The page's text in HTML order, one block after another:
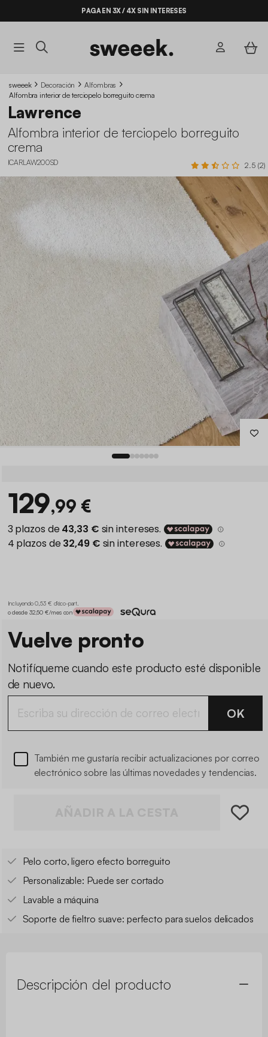
PAGA EN 3X / 4X SIN INTERESES
sweeek Decoración
Alfombras
Alfombra interior de terciopelo borreguito crema
Lawrence
Alfombra interior de terciopelo borreguito
crema
ICARLAW200SD 2.5 (2)
129,99 €
Incluyendo 0,53 € d'éco-part.
o desde 32,50 €/mes con
Vuelve pronto
Notifíqueme cuando este producto esté disponible
de nuevo.
OK
También me gustaría recibir actualizaciones por correo
electrónico sobre las últimas novedades y tendencias.
Pelo corto, ligero efecto borreguito
Personalizable: Puede ser cortado
Lavable a máquina
Soporte de fieltro suave: perfecto para suelos delicados
Descripción del producto